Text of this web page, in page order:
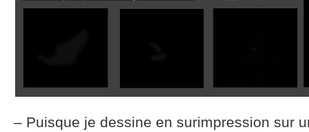
– Puisque je dessine en surimpression sur